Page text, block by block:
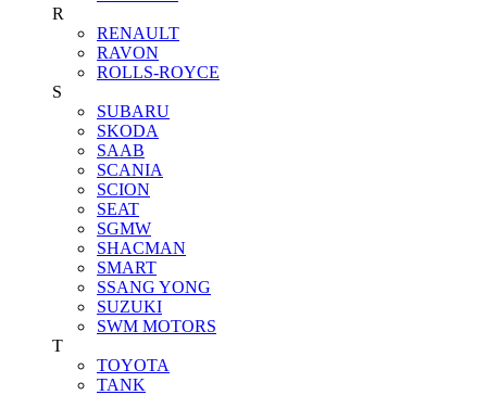
R
RENAULT
RAVON
ROLLS-ROYCE
S
SUBARU
SKODA
SAAB
SCANIA
SCION
SEAT
SGMW
SHACMAN
SMART
SSANG YONG
SUZUKI
SWM MOTORS
T
TOYOTA
TANK